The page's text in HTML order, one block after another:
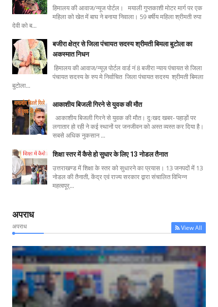
हिमालय की आवाज/न्यूज पोर्टल। मयाली गुप्तकाशी मोटर मार्ग पर एक
महिला को खेत में बाघ ने बनाया निवाला। 59 बर्षीय महिला श्रीमती रुपा
देवी को ब...
बजीरा क्षेत्र से जिला पंचायत सदस्य श्रीमती बिमला बुटोला का
अकस्मात निधन
हिमालय की आवाज/न्यूज़ पोर्टल वार्ड नं 8 बजीरा न्याय पंचायत से जिला
पंचायत सदस्य के रुप मे निर्वाचित जिला पंचायत सदस्य श्रीमती बिमला
बुटोला...
आकाशीय बिजली गिरने से युवक की मौत
आकाशीय बिजली गिरने से युवक की मौत। दुःखद खबर- पहाड़ों पर
लगातार हो रही ने कई स्थानों पर जनजीवन को अस्त व्यस्त कर दिया है।
सबसे अधिक नुकसान ...
शिक्षा स्तर में कैसे हो सुधार के लिए 13 नोडल तैनात
उत्तराखण्ड में शिक्षा के स्तर को सुधारने का प्रयास। 13 जनपदों में 13
नोडल की तैनाती, केंद्र एवं राज्य सरकार द्वारा संचालित विभिन्न
महत्वपूर्...
अपराध
अपराध View All